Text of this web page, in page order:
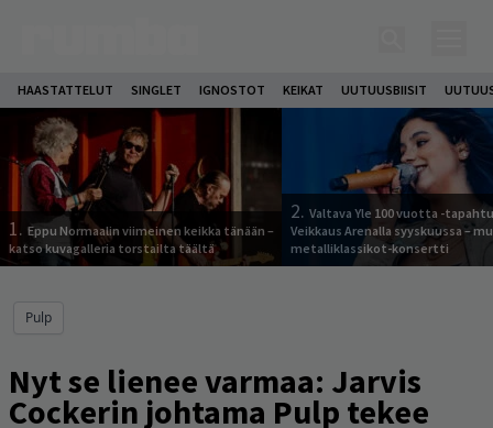
HAASTATTELUT SINGLET IGNOSTOT KEIKAT UUTUUSBIISIT
1. Eppu Normaalin viimeinen keikka tänään –
katso kuvagalleria torstailta täältä
2. Valtava Yle 100 vuotta -
Veikkaus Arenalla syyskuussa –
metalliklassikot-konsertti
Pulp
Nyt se lienee varmaa: Jarvis
Cockerin johtama Pulp tekee